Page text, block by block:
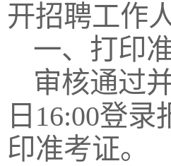
开招聘工作
一、打印
审核通过
日16:00登录
印准考证。